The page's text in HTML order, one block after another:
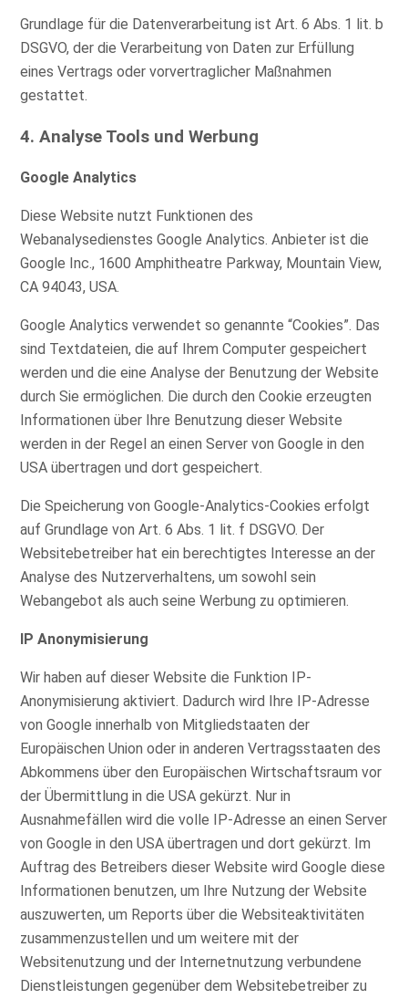
Grundlage für die Datenverarbeitung ist Art. 6 Abs. 1 lit. b
DSGVO, der die Verarbeitung von Daten zur Erfüllung
eines Vertrags oder vorvertraglicher Maßnahmen
gestattet.
4. Analyse Tools und Werbung
Google Analytics
Diese Website nutzt Funktionen des
Webanalysedienstes Google Analytics. Anbieter ist die
Google Inc., 1600 Amphitheatre Parkway, Mountain View,
CA 94043, USA.
Google Analytics verwendet so genannte “Cookies”. Das
sind Textdateien, die auf Ihrem Computer gespeichert
werden und die eine Analyse der Benutzung der Website
durch Sie ermöglichen. Die durch den Cookie erzeugten
Informationen über Ihre Benutzung dieser Website
werden in der Regel an einen Server von Google in den
USA übertragen und dort gespeichert.
Die Speicherung von Google-Analytics-Cookies erfolgt
auf Grundlage von Art. 6 Abs. 1 lit. f DSGVO. Der
Websitebetreiber hat ein berechtigtes Interesse an der
Analyse des Nutzerverhaltens, um sowohl sein
Webangebot als auch seine Werbung zu optimieren.
IP Anonymisierung
Wir haben auf dieser Website die Funktion IP-
Anonymisierung aktiviert. Dadurch wird Ihre IP-Adresse
von Google innerhalb von Mitgliedstaaten der
Europäischen Union oder in anderen Vertragsstaaten des
Abkommens über den Europäischen Wirtschaftsraum vor
der Übermittlung in die USA gekürzt. Nur in
Ausnahmefällen wird die volle IP-Adresse an einen Server
von Google in den USA übertragen und dort gekürzt. Im
Auftrag des Betreibers dieser Website wird Google diese
Informationen benutzen, um Ihre Nutzung der Website
auszuwerten, um Reports über die Websiteaktivitäten
zusammenzustellen und um weitere mit der
Websitenutzung und der Internetnutzung verbundene
Dienstleistungen gegenüber dem Websitebetreiber zu